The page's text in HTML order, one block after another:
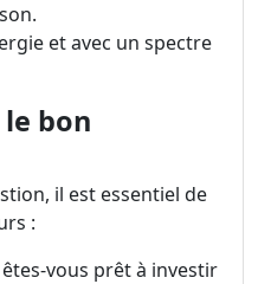
et avec un spectre
bon
il est essentiel de
:
vous prêt à investir